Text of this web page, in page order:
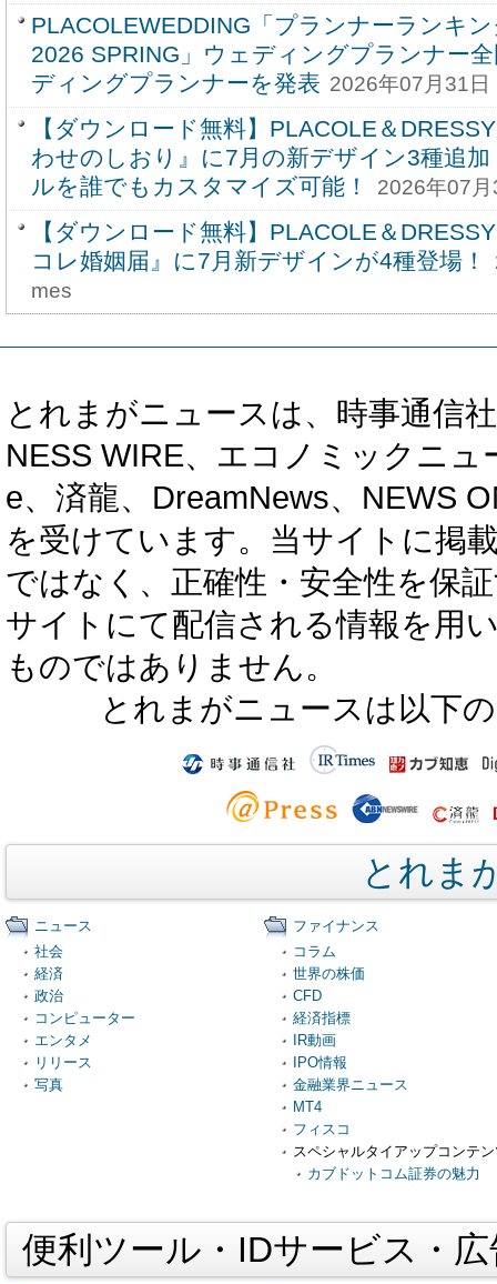
PLACOLEWEDDING「プランナーランキ
2026 SPRING」ウェディングプランナー
ディングプランナーを発表 2026年07月31日
【ダウンロード無料】PLACOLE＆
わせのしおり』に7月の新デザイン3種追
ルを誰でもカスタマイズ可能！
2026年07
【ダウンロード無料】PLACOLE＆
コレ婚姻届』に7月新デザインが4種登場！
mes
とれまがニュースは、時事通信
NESS WIRE、エコノミックニ
e、済龍、DreamNews、NEWS
を受けています。当サイトに掲
ではなく、正確性・安全性を保
サイトにて配信される情報を用
ものではありません。
とれまがニュースは以下
とれま
ニュース
社会
経済
政治
コンピューター
エンタメ
リリース
写真
ファイナンス
コラム
世界の株価
CFD
経済指標
IR動画
IPO情報
金融業界ニュース
MT4
フィスコ
スペシャルタイアップコンテ
カブドットコム証券の魅力
便利ツール・IDサービス・